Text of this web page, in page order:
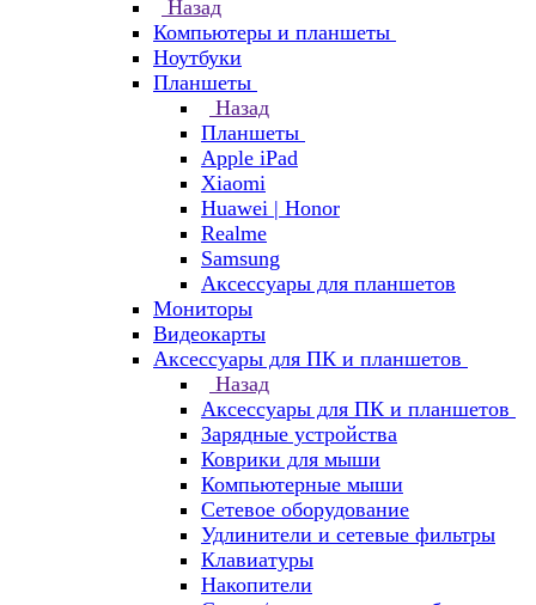
Назад
Компьютеры и планшеты
Ноутбуки
Планшеты
Назад
Планшеты
Apple iPad
Xiaomi
Huawei | Honor
Realme
Samsung
Аксессуары для планшетов
Мониторы
Видеокарты
Аксессуары для ПК и планшетов
Назад
Аксессуары для ПК и планшетов
Зарядные устройства
Коврики для мыши
Компьютерные мыши
Сетевое оборудование
Удлинители и сетевые фильтры
Клавиатуры
Накопители